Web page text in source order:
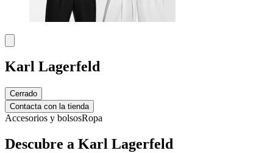
Karl Lagerfeld
Cerrado
Contacta con la tienda
Accesorios y bolsosRopa
Descubre a Karl Lagerfeld